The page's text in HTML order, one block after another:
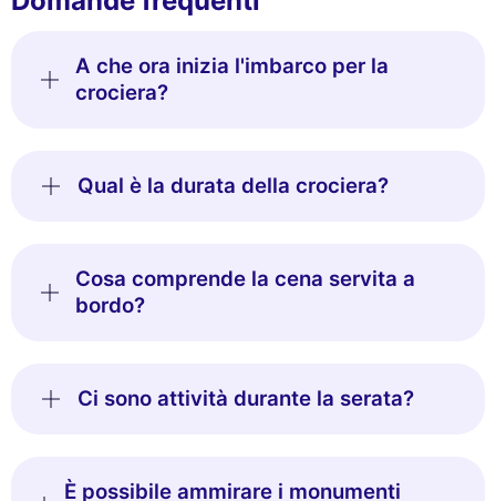
A che ora inizia l'imbarco per la
crociera?
Qual è la durata della crociera?
Cosa comprende la cena servita a
bordo?
Ci sono attività durante la serata?
È possibile ammirare i monumenti